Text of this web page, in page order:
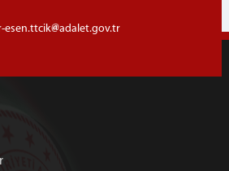
esen.ttcik adalet.gov.tr